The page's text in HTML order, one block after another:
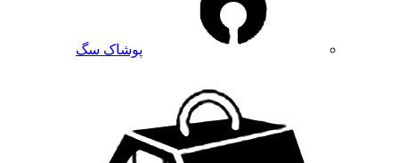
پوشاک سگ